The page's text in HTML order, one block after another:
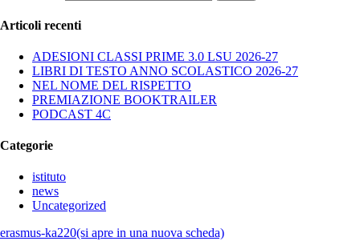
Articoli recenti
ADESIONI CLASSI PRIME 3.0 LSU 2026-27
LIBRI DI TESTO ANNO SCOLASTICO 2026-27
NEL NOME DEL RISPETTO
PREMIAZIONE BOOKTRAILER
PODCAST 4C
Categorie
istituto
news
Uncategorized
erasmus-ka220(si apre in una nuova scheda)